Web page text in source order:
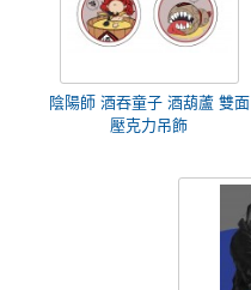
陰陽師 酒吞童子 酒葫蘆 雙面
壓克力吊飾